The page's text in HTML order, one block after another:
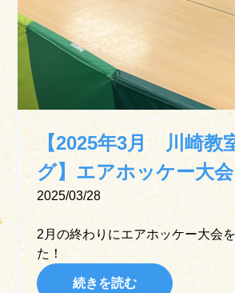
【2025年3月 川崎教
グ】エアホッケー大会
2025/03/28
2月の終わりにエアホッケー大会
た！
続きを読む